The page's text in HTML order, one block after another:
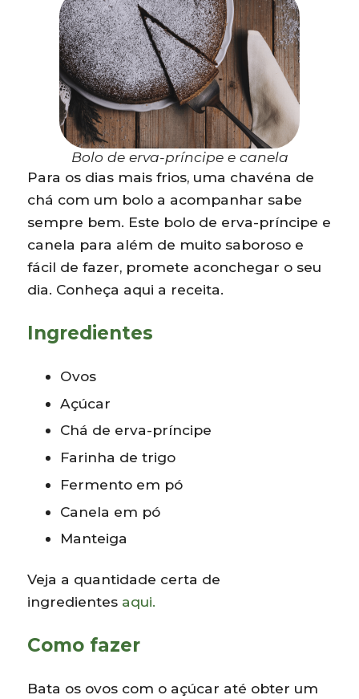
Bolo de erva-príncipe e canela
Para os dias mais frios, uma chavéna de
chá com um bolo a acompanhar sabe
sempre bem. Este bolo de erva-príncipe e
canela para além de muito saboroso e
fácil de fazer, promete aconchegar o seu
dia. Conheça aqui a receita.
Ingredientes
Ovos
Açúcar
Chá de erva-príncipe
Farinha de trigo
Fermento em pó
Canela em pó
Manteiga
Veja a quantidade certa de
ingredientes aqui.
Como fazer
Bata os ovos com o açúcar até obter um